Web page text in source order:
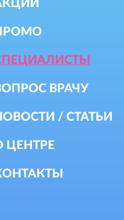
ВРАЧУ
/ СТАТЬИ
ЦЕНТРЕ